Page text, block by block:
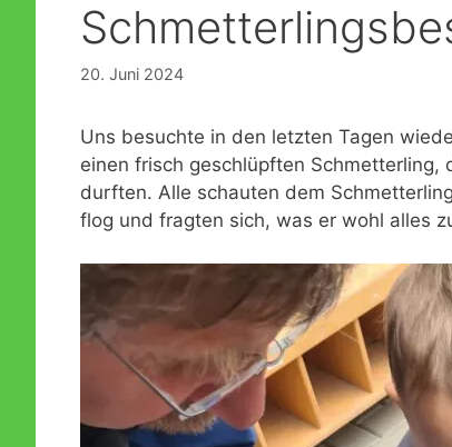
Formulare
Öffentlichkeitsarbeit
Konzeption der KiTa
Notfallplan für personelle Engpässe
Fragen und Antworten zur Praxis der Offenen
Brandschutzmaßnahmen
Lesemaus trifft Leseratte
20. Juni 2024
Uns besuchte in den letzten Tagen
einen frisch geschlüpften
durften. Alle schauten dem
flog und fragten sich, was er wohl alles